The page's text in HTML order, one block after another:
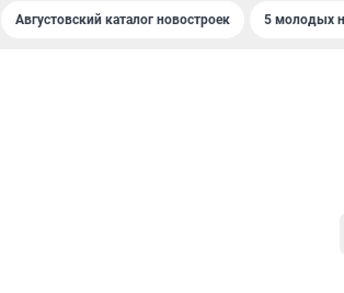
Августовский каталог новостроек 5 молодых